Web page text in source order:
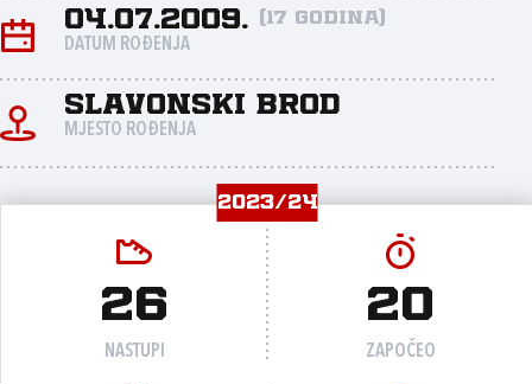
04.07.2009. (17 godina)
DATUM ROĐENJA
Slavonski Brod
MJESTO ROĐENJA
2023/24
26
NASTUPI
20
ZAPOČEO